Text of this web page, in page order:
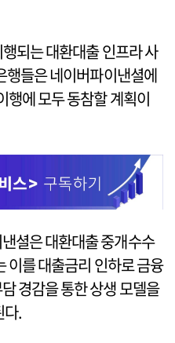
되는 대환대출 인프라 사
행들은 네이버파이낸셜에
행에 모두 동참할 계획이
셜은 대환대출 중개수수
이를 대출금리 인하로 금융
경감을 통한 상생 모델을
다.